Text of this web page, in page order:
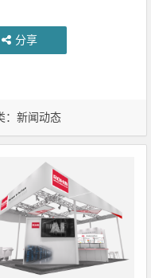
分享
：新闻动态